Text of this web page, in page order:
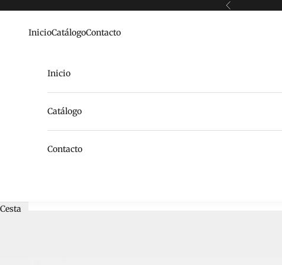
Anterior
InicioCatálogoContacto
Inicio
Catálogo
Contacto
Cesta